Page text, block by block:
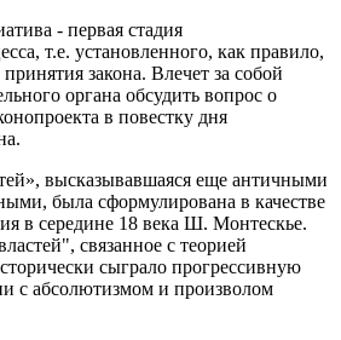
- первая стадия
т.е. установленного, как правило,
закона. Влечет за собой
органа обсудить вопрос о
в повестку дня
высказывавшаяся еще античными
была сформулирована в качестве
в середине 18 века Ш. Монтескье.
связанное с теорией
сыграло прогрессивную
с абсолютизмом и произволом